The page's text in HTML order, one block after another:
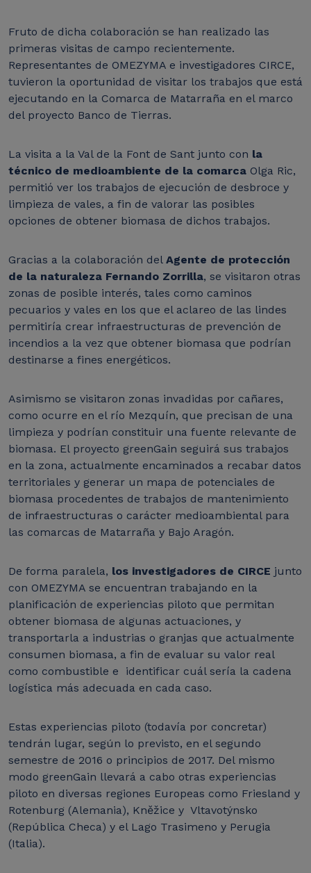
Fruto de dicha colaboración se han realizado las
primeras visitas de campo recientemente.
Representantes de OMEZYMA e investigadores CIRCE,
tuvieron la oportunidad de visitar los trabajos que está
ejecutando en la Comarca de Matarraña en el marco
del proyecto Banco de Tierras.
La visita a la Val de la Font de Sant junto con la
técnico de medioambiente de la comarca Olga Ric,
permitió ver los trabajos de ejecución de desbroce y
limpieza de vales, a fin de valorar las posibles
opciones de obtener biomasa de dichos trabajos.
Gracias a la colaboración del Agente de protección
de la naturaleza Fernando Zorrilla, se visitaron otras
zonas de posible interés, tales como caminos
pecuarios y vales en los que el aclareo de las lindes
permitiría crear infraestructuras de prevención de
incendios a la vez que obtener biomasa que podrían
destinarse a fines energéticos.
Asimismo se visitaron zonas invadidas por cañares,
como ocurre en el río Mezquín, que precisan de una
limpieza y podrían constituir una fuente relevante de
biomasa. El proyecto greenGain seguirá sus trabajos
en la zona, actualmente encaminados a recabar datos
territoriales y generar un mapa de potenciales de
biomasa procedentes de trabajos de mantenimiento
de infraestructuras o carácter medioambiental para
las comarcas de Matarraña y Bajo Aragón.
De forma paralela, los investigadores de CIRCE junto
con OMEZYMA se encuentran trabajando en la
planificación de experiencias piloto que permitan
obtener biomasa de algunas actuaciones, y
transportarla a industrias o granjas que actualmente
consumen biomasa, a fin de evaluar su valor real
como combustible e identificar cuál sería la cadena
logística más adecuada en cada caso.
Estas experiencias piloto (todavía por concretar)
tendrán lugar, según lo previsto, en el segundo
semestre de 2016 o principios de 2017. Del mismo
modo greenGain llevará a cabo otras experiencias
piloto en diversas regiones Europeas como Friesland y
Rotenburg (Alemania), Kněžice y Vltavotýnsko
(República Checa) y el Lago Trasimeno y Perugia
(Italia).